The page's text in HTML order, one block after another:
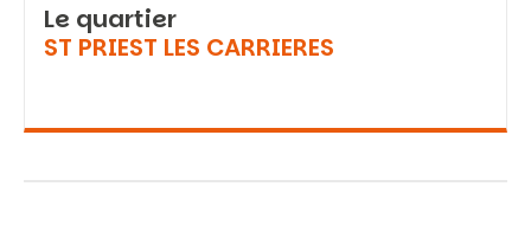
Le quartier
ST PRIEST LES CARRIERES